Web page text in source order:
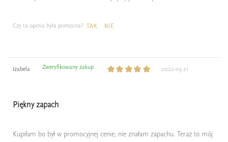
Czy ta opinia była pomocna? TAK NIE
Izabela Zweryfikowany zakup 2022-05-21
Piękny zapach
Kupiłam bo był w promocyjnej cenie, nie znałam zapachu. Teraz to mój